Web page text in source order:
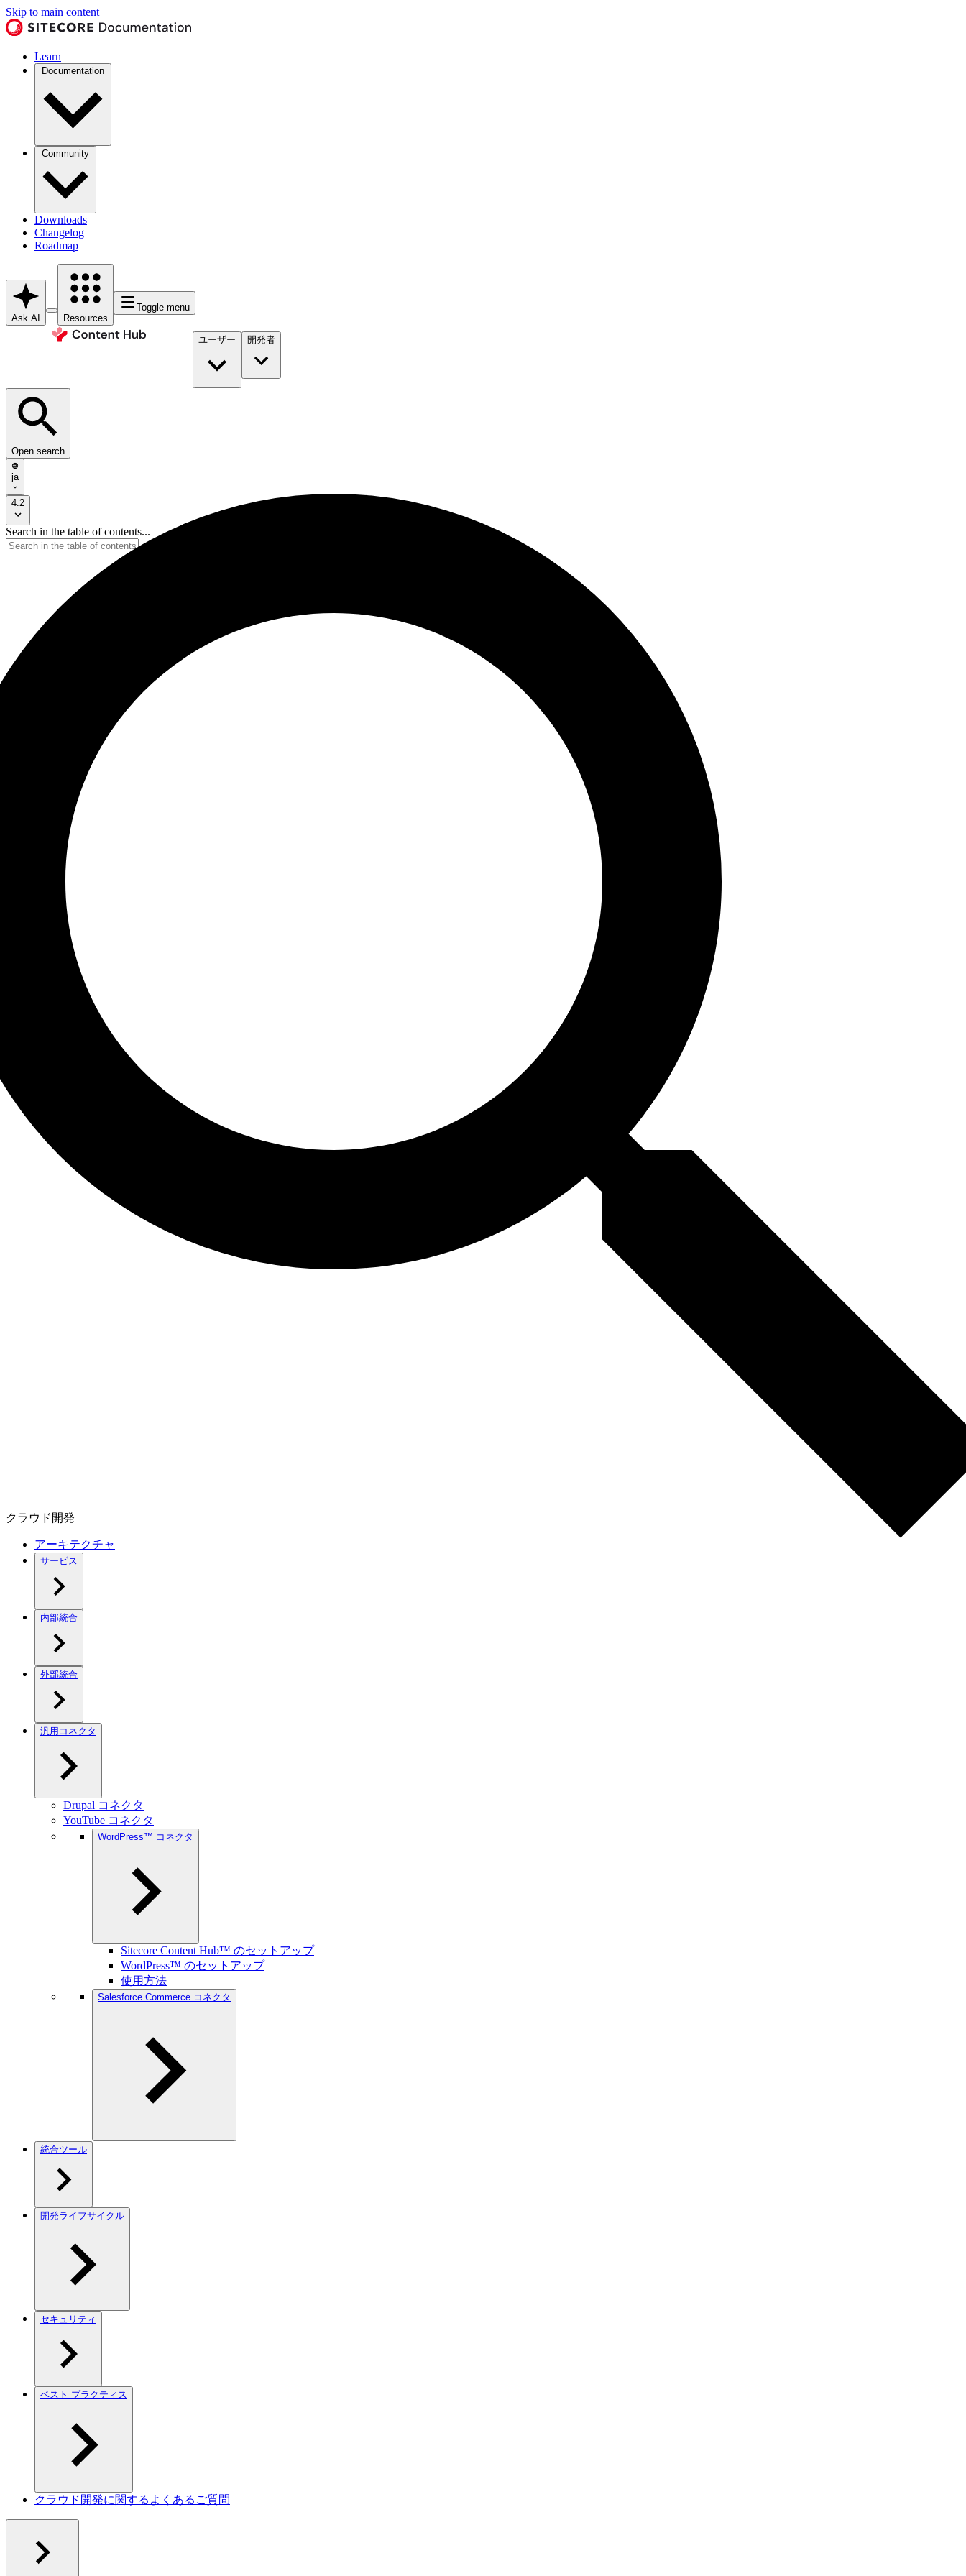
Skip to main content
Learn
Documentation
Community
Downloads
Changelog
Roadmap
Ask AI Resources
Toggle menu
ユーザー 開発者​
Open search
ja
4.2
Search in the table of contents...
クラウド開発
アーキテクチャ
サービス
内部統合
外部統合
汎用コネクタ
Drupal コネクタ
YouTube コネクタ
WordPress™ コネクタ
Sitecore Content Hub™ のセットアップ
WordPress™ のセットアップ
使用方法
Salesforce Commerce コネクタ
統合ツール
開発ライフサイクル
セキュリティ
ベスト プラクティス
クラウド開発に関するよくあるご質問